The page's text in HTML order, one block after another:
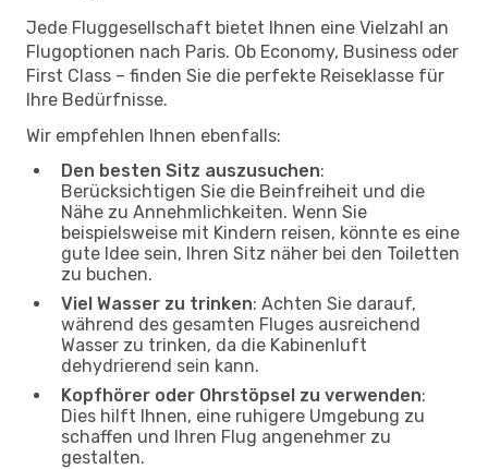
Jede Fluggesellschaft bietet Ihnen eine Vielzahl an
Flugoptionen nach Paris. Ob Economy, Business oder
First Class – finden Sie die perfekte Reiseklasse für
Ihre Bedürfnisse.
Wir empfehlen Ihnen ebenfalls:
Den besten Sitz auszusuchen:
Berücksichtigen Sie die Beinfreiheit und die
Nähe zu Annehmlichkeiten. Wenn Sie
beispielsweise mit Kindern reisen, könnte es eine
gute Idee sein, Ihren Sitz näher bei den Toiletten
zu buchen.
Viel Wasser zu trinken: Achten Sie darauf,
während des gesamten Fluges ausreichend
Wasser zu trinken, da die Kabinenluft
dehydrierend sein kann.
Kopfhörer oder Ohrstöpsel zu verwenden:
Dies hilft Ihnen, eine ruhigere Umgebung zu
schaffen und Ihren Flug angenehmer zu
gestalten.